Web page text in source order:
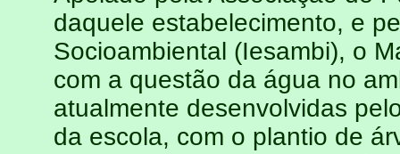
daquele estabelecimento, e
Socioambiental (Iesambi), o
com a questão da água no
atualmente desenvolvidas
da escola, com o plantio de